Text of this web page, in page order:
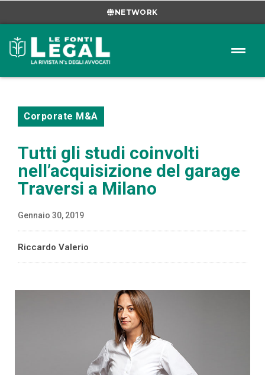
NETWORK
Corporate M&A
Tutti gli studi coinvolti
nell’acquisizione del garage
Traversi a Milano
Gennaio 30, 2019
Riccardo Valerio